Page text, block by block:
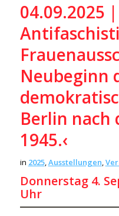
04.09.2025
Neubeginn
Berlin nach
1945.‹
in 2025,Ausstellungen,
Donnerstag4.
Uhr